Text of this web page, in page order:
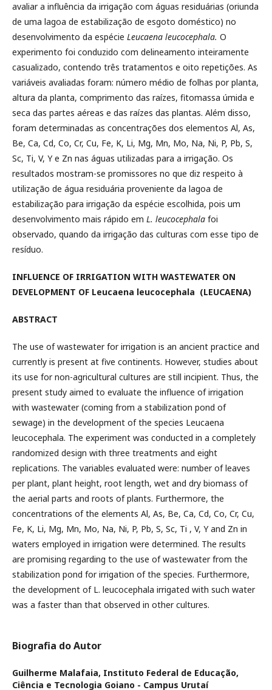
avaliar a influência da irrigação com águas residuárias (oriunda
de uma lagoa de estabilização de esgoto doméstico) no
desenvolvimento da espécie Leucaena leucocephala. O
experimento foi conduzido com delineamento inteiramente
casualizado, contendo três tratamentos e oito repetições. As
variáveis avaliadas foram: número médio de folhas por planta,
altura da planta, comprimento das raízes, fitomassa úmida e
seca das partes aéreas e das raízes das plantas. Além disso,
foram determinadas as concentrações dos elementos Al, As,
Be, Ca, Cd, Co, Cr, Cu, Fe, K, Li, Mg, Mn, Mo, Na, Ni, P, Pb, S,
Sc, Ti, V, Y e Zn nas águas utilizadas para a irrigação. Os
resultados mostram-se promissores no que diz respeito à
utilização de água residuária proveniente da lagoa de
estabilização para irrigação da espécie escolhida, pois um
desenvolvimento mais rápido em L. leucocephala foi
observado, quando da irrigação das culturas com esse tipo de
resíduo.
INFLUENCE OF IRRIGATION WITH WASTEWATER ON
DEVELOPMENT OF Leucaena leucocephala (LEUCAENA)
ABSTRACT
The use of wastewater for irrigation is an ancient practice and
currently is present at five continents. However, studies about
its use for non-agricultural cultures are still incipient. Thus, the
present study aimed to evaluate the influence of irrigation
with wastewater (coming from a stabilization pond of
sewage) in the development of the species Leucaena
leucocephala. The experiment was conducted in a completely
randomized design with three treatments and eight
replications. The variables evaluated were: number of leaves
per plant, plant height, root length, wet and dry biomass of
the aerial parts and roots of plants. Furthermore, the
concentrations of the elements Al, As, Be, Ca, Cd, Co, Cr, Cu,
Fe, K, Li, Mg, Mn, Mo, Na, Ni, P, Pb, S, Sc, Ti , V, Y and Zn in
waters employed in irrigation were determined. The results
are promising regarding to the use of wastewater from the
stabilization pond for irrigation of the species. Furthermore,
the development of L. leucocephala irrigated with such water
was a faster than that observed in other cultures.
Biografia do Autor
Guilherme Malafaia, Instituto Federal de Educação,
Ciência e Tecnologia Goiano - Campus Urutaí